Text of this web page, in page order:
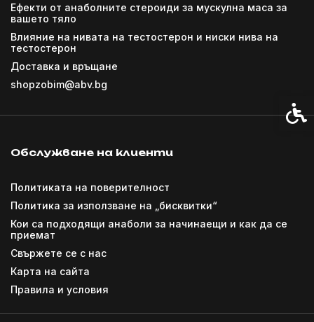
Ефекти от анаболните стероиди за мускулна маса за
вашето тяло
Влияние на нивата на тестостерон и ниски нива на
тестостерон
Доставка и връщане
shopzobim@abv.bg
Обслужване на клиенти
Политиката на поверителност
Политика за използване на „бисквитки“
Кои са подходящи анаболи за начинаещи и как да се
приемат
Свържете се с нас
Карта на сайта
Правила и условия